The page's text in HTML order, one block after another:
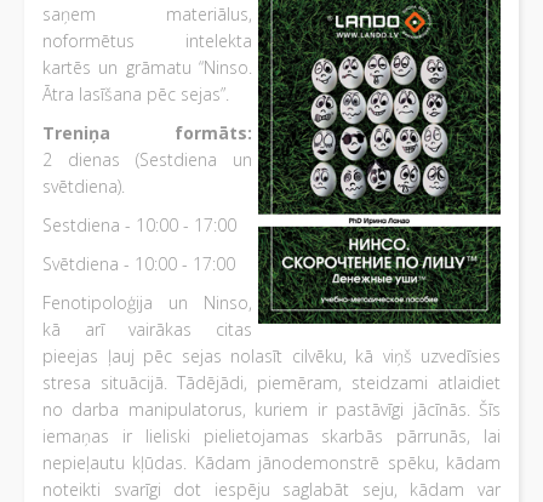
saņem materiālus,
noformētus intelekta
kartēs un grāmatu “Ninso.
Ātra lasīšana pēc sejas”.
Treniņa formāts:
2 dienas (Sestdiena un
svētdiena).
Sestdiena - 10:00 - 17:00
Svētdiena - 10:00 - 17:00
Fenotipoloģija un Ninso,
kā arī vairākas citas
pieejas ļauj pēc sejas nolasīt cilvēku, kā viņš uzvedīsies
stresa situācijā. Tādējādi, piemēram, steidzami atlaidiet
no darba manipulatorus, kuriem ir pastāvīgi jācīnās. Šīs
iemaņas ir lieliski pielietojamas skarbās pārrunās, lai
nepieļautu kļūdas. Kādam jānodemonstrē spēku, kādam
noteikti svarīgi dot iespēju saglabāt seju, kādam var